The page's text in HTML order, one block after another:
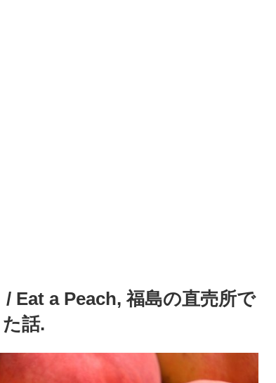
Eat a Peach, 福島の直売所で
話.